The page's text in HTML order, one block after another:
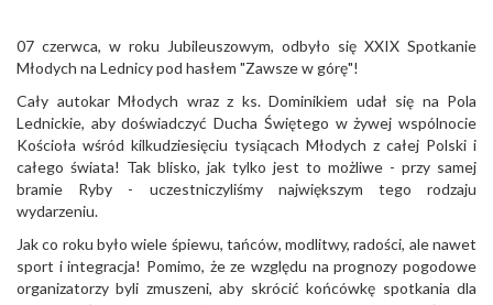
07 czerwca, w roku Jubileuszowym, odbyło się XXIX Spotkanie
Młodych na Lednicy pod hasłem "Zawsze w górę"!
Cały autokar Młodych wraz z ks. Dominikiem udał się na Pola
Lednickie, aby doświadczyć Ducha Świętego w żywej wspólnocie
Kościoła wśród kilkudziesięciu tysiącach Młodych z całej Polski i
całego świata! Tak blisko, jak tylko jest to możliwe - przy samej
bramie Ryby - uczestniczyliśmy największym tego rodzaju
wydarzeniu.
Jak co roku było wiele śpiewu, tańców, modlitwy, radości, ale nawet
sport i integracja! Pomimo, że ze względu na prognozy pogodowe
organizatorzy byli zmuszeni, aby skrócić końcówkę spotkania dla